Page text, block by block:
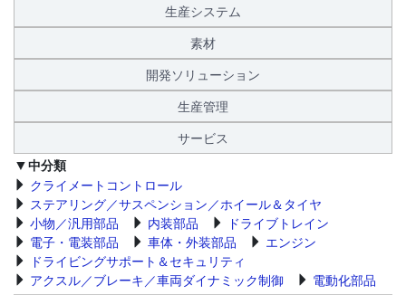
生産システム
素材
開発ソリューション
生産管理
サービス
中分類
クライメートコントロール
ステアリング／サスペンション／ホイール＆タイヤ
小物／汎用部品
内装部品
ドライブトレイン
電子・電装部品
車体・外装部品
エンジン
ドライビングサポート＆セキュリティ
アクスル／ブレーキ／車両ダイナミック制御
電動化部品